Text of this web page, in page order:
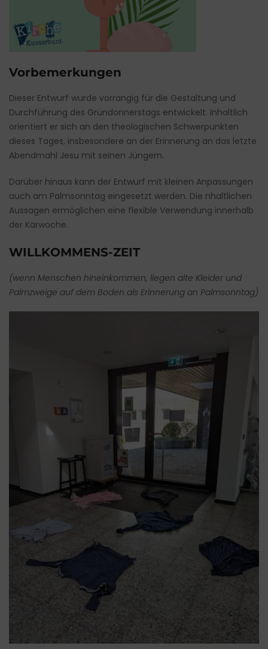
Vorbemerkungen
Dieser Entwurf wurde vorrangig für die Gestaltung und
Durchführung des Gründonnerstags entwickelt. Inhaltlich
orientiert er sich an den theologischen Schwerpunkten
dieses Tages, insbesondere an der Erinnerung an das letzte
Abendmahl Jesu mit seinen Jüngern.
Darüber hinaus kann der Entwurf mit kleinen Anpassungen
auch am Palmsonntag eingesetzt werden. Die nhaltlichen
Aussagen ermöglichen eine flexible Verwendung innerhalb
der Karwoche.
WILLKOMMENS-ZEIT
(wenn Menschen hineinkommen, liegen alte Kleider und
Palmzweige auf dem Boden als Erinnerung an Palmsonntag)